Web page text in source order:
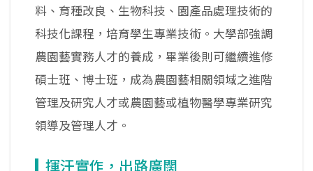
料、育種改良、生物科技、園產品處理技術的
科技化課程，培育學生專業技術。大學部強調
農園藝實務人才的養成，畢業後則可繼續進修
碩士班、博士班，成為農園藝相關領域之進階
管理及研究人才或農園藝或植物醫學專業研究
領導及管理人才。
揮汗實作，出路廣闊